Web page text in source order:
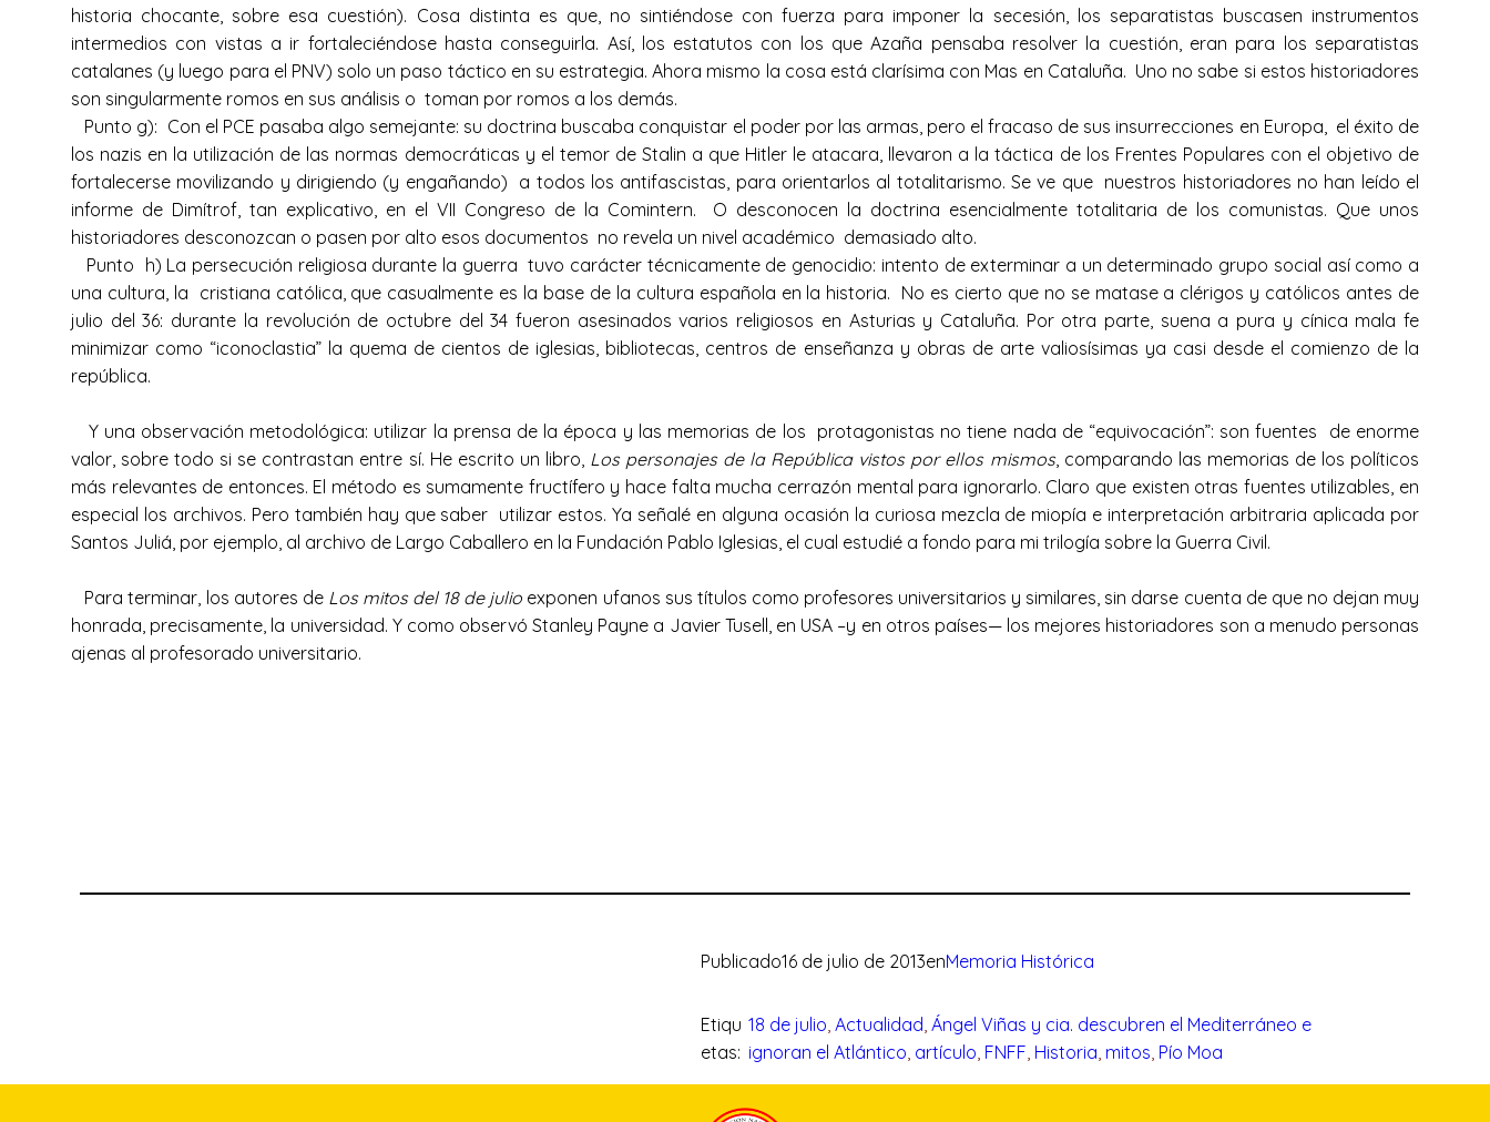
historia chocante, sobre esa cuestión). Cosa distinta es que, no sintiéndose con fuerza para imponer la secesión, los separatistas buscasen instrumentos
intermedios con vistas a ir fortaleciéndose hasta conseguirla. Así, los estatutos con los que Azaña pensaba resolver la cuestión, eran para los separatistas
catalanes (y luego para el PNV) solo un paso táctico en su estrategia. Ahora mismo la cosa está clarísima con Mas en Cataluña. Uno no sabe si estos historiadores
son singularmente romos en sus análisis o toman por romos a los demás.
Punto g): Con el PCE pasaba algo semejante: su doctrina buscaba conquistar el poder por las armas, pero el fracaso de sus insurrecciones en Europa, el éxito de
los nazis en la utilización de las normas democráticas y el temor de Stalin a que Hitler le atacara, llevaron a la táctica de los Frentes Populares con el objetivo de
fortalecerse movilizando y dirigiendo (y engañando) a todos los antifascistas, para orientarlos al totalitarismo. Se ve que nuestros historiadores no han leído el
informe de Dimítrof, tan explicativo, en el VII Congreso de la Comintern. O desconocen la doctrina esencialmente totalitaria de los comunistas. Que unos
historiadores desconozcan o pasen por alto esos documentos no revela un nivel académico demasiado alto.
Punto h) La persecución religiosa durante la guerra tuvo carácter técnicamente de genocidio: intento de exterminar a un determinado grupo social así como a
una cultura, la cristiana católica, que casualmente es la base de la cultura española en la historia. No es cierto que no se matase a clérigos y católicos antes de
julio del 36: durante la revolución de octubre del 34 fueron asesinados varios religiosos en Asturias y Cataluña. Por otra parte, suena a pura y cínica mala fe
minimizar como “iconoclastia” la quema de cientos de iglesias, bibliotecas, centros de enseñanza y obras de arte valiosísimas ya casi desde el comienzo de la
república.
Y una observación metodológica: utilizar la prensa de la época y las memorias de los protagonistas no tiene nada de “equivocación”: son fuentes de enorme
valor, sobre todo si se contrastan entre sí. He escrito un libro, Los personajes de la República vistos por ellos mismos, comparando las memorias de los políticos
más relevantes de entonces. El método es sumamente fructífero y hace falta mucha cerrazón mental para ignorarlo. Claro que existen otras fuentes utilizables, en
especial los archivos. Pero también hay que saber utilizar estos. Ya señalé en alguna ocasión la curiosa mezcla de miopía e interpretación arbitraria aplicada por
Santos Juliá, por ejemplo, al archivo de Largo Caballero en la Fundación Pablo Iglesias, el cual estudié a fondo para mi trilogía sobre la Guerra Civil.
Para terminar, los autores de Los mitos del 18 de julio exponen ufanos sus títulos como profesores universitarios y similares, sin darse cuenta de que no dejan muy
honrada, precisamente, la universidad. Y como observó Stanley Payne a Javier Tusell, en USA –y en otros países— los mejores historiadores son a menudo personas
ajenas al profesorado universitario.
Publicado16 de julio de 2013enMemoria Histórica
Etiqu
etas:
18 de julio, Actualidad, Ángel Viñas y cia. descubren el Mediterráneo e
ignoran el Atlántico, artículo, FNFF, Historia, mitos, Pío Moa